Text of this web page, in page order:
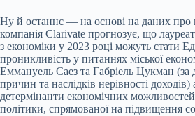
Ну й останнє — на основі на даних про
компанія Clarivate прогнозує, що
з економіки у 2023 році можуть стати
проникливість у питаннях міської
Еммануель Саез та Габріель Цукман (за
причин та наслідків нерівності
детермінанти економічних
політики, спрямованої на підвищення